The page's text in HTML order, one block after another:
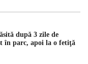
după 3 zile de
în parc, apoi la o fetiţă